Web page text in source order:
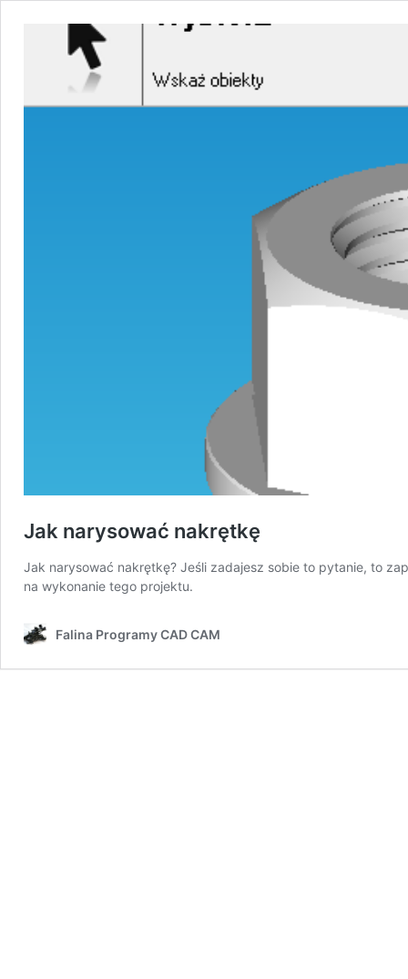
Jak narysować nakrętkę
Jak narysować nakrętkę? Jeśli zadajesz sobie to pytanie, to
na wykonanie tego projektu.
Falina Programy CAD CAM